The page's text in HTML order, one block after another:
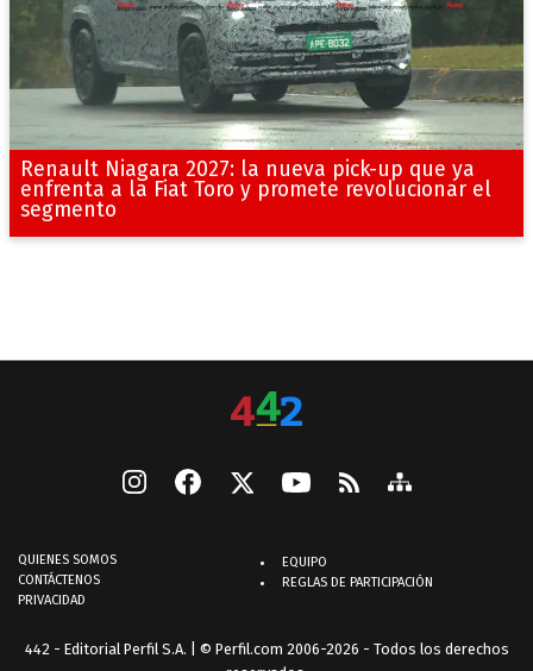
Renault Niagara 2027: la nueva pick-up que ya
enfrenta a la Fiat Toro y promete revolucionar el
segmento
QUIENES SOMOS
CONTÁCTENOS
PRIVACIDAD
EQUIPO
REGLAS DE PARTICIPACIÓN
442 - Editorial Perfil S.A. | © Perfil.com 2006-2026 - Todos los derechos